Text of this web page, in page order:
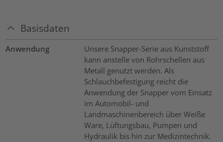
Basisdaten
Anwendung
Unsere Snapper-Serie aus Kunststoff
kann anstelle von Rohrschellen aus
Metall genutzt werden. Als
Schlauchbefestigung reicht die
Anwendung der Snapper vom Einsatz
im Automobil- und
Landmaschinenbereich über Weiße
Ware, Lüftungsbau, Pumpen und
Hydraulik bis hin zur Medizintechnik.